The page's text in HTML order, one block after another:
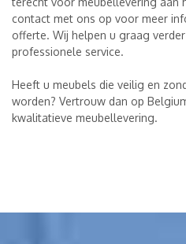
contact met ons op voor meer
offerte. Wij helpen u graag
professionele service.
Heeft u meubels die veilig en
worden? Vertrouw dan op
kwalitatieve meubellevering.